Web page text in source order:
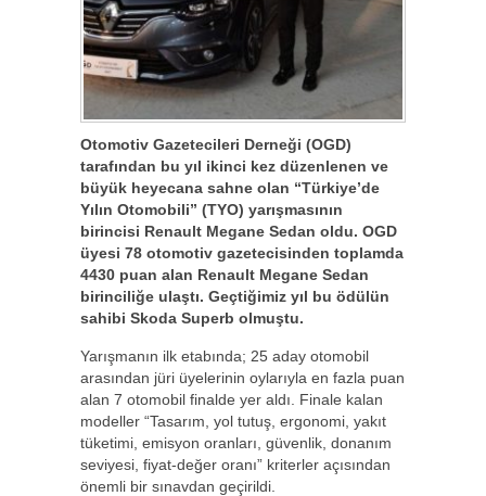
Otomotiv Gazetecileri Derneği (OGD)
tarafından bu yıl ikinci kez düzenlenen ve
büyük heyecana sahne olan “Türkiye’de
Yılın Otomobili” (TYO) yarışmasının
birincisi Renault Megane Sedan oldu. OGD
üyesi 78 otomotiv gazetecisinden toplamda
4430 puan alan Renault Megane Sedan
birinciliğe ulaştı. Geçtiğimiz yıl bu ödülün
sahibi Skoda Superb olmuştu.
Yarışmanın ilk etabında; 25 aday otomobil
arasından jüri üyelerinin oylarıyla en fazla puan
alan 7 otomobil finalde yer aldı. Finale kalan
modeller “Tasarım, yol tutuş, ergonomi, yakıt
tüketimi, emisyon oranları, güvenlik, donanım
seviyesi, fiyat-değer oranı” kriterler açısından
önemli bir sınavdan geçirildi.